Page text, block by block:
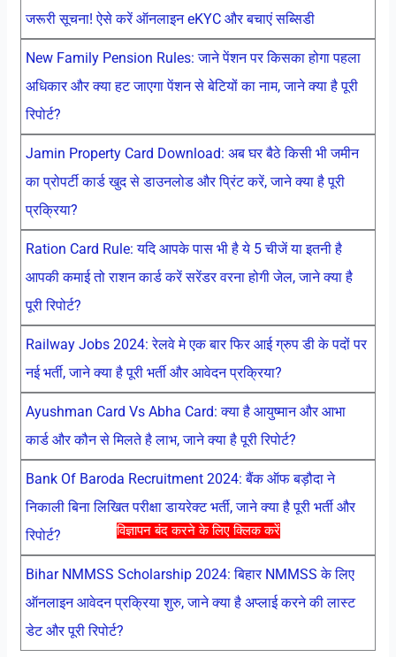
विज्ञापन बंद करने के लिए क्लिक करें
जरूरी सूचना! ऐसे करें ऑनलाइन eKYC और बचाएं सब्सिडी
New Family Pension Rules: जाने पेंशन पर किसका होगा पहला
अधिकार और क्या हट जाएगा पेंशन से बेटियों का नाम, जाने क्या है पूरी
रिपोर्ट?
Jamin Property Card Download: अब घर बैठे किसी भी जमीन
का प्रोपर्टी कार्ड खुद से डाउनलोड और प्रिंट करें, जाने क्या है पूरी
प्रक्रिया?
Ration Card Rule: यदि आपके पास भी है ये 5 चीजें या इतनी है
आपकी कमाई तो राशन कार्ड करें सरेंडर वरना होगी जेल, जाने क्या है
पूरी रिपोर्ट?
Railway Jobs 2024: रेलवे मे एक बार फिर आई ग्रुप डी के पदों पर
नई भर्ती, जाने क्या है पूरी भर्ती और आवेदन प्रक्रिया?
Ayushman Card Vs Abha Card: क्या है आयुष्मान और आभा
कार्ड और कौन से मिलते है लाभ, जाने क्या है पूरी रिपोर्ट?
Bank Of Baroda Recruitment 2024: बैंक ऑफ बड़ौदा ने
निकाली बिना लिखित परीक्षा डायरेक्ट भर्ती, जाने क्या है पूरी भर्ती और
रिपोर्ट?
Bihar NMMSS Scholarship 2024: बिहार NMMSS के लिए
ऑनलाइन आवेदन प्रक्रिया शुरु, जाने क्या है अप्लाई करने की लास्ट
डेट और पूरी रिपोर्ट?